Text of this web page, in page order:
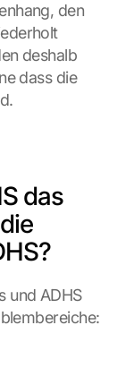
den
deshalb
dass die
das
und ADHS